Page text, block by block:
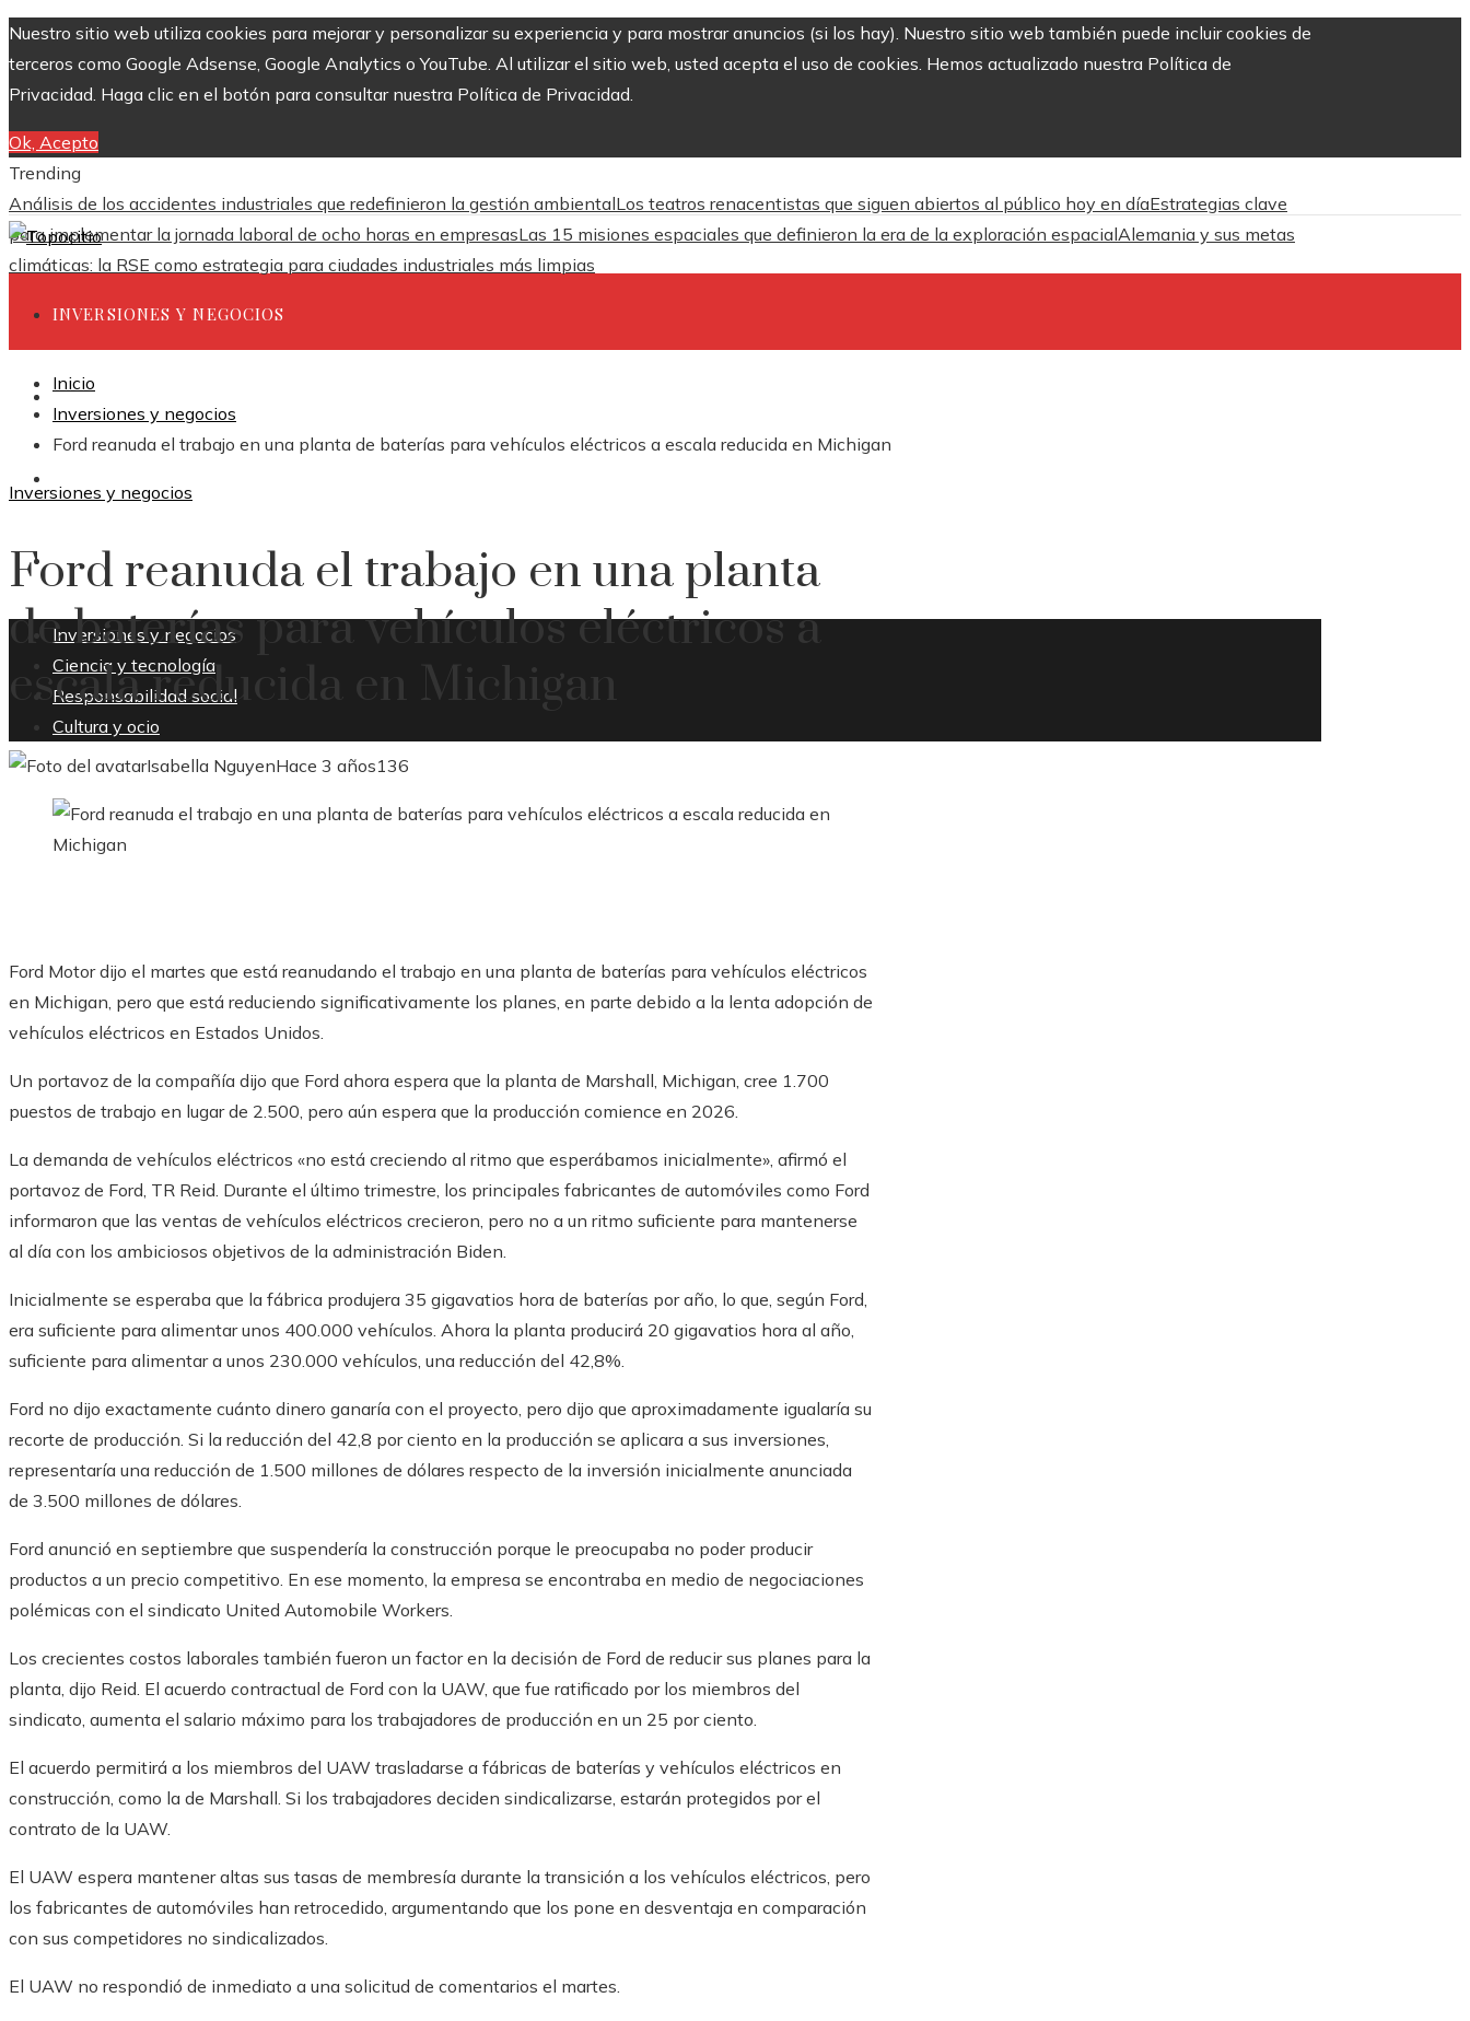
Nuestro sitio web utiliza cookies para mejorar y personalizar su experiencia y para mostrar anuncios (si los hay). Nuestro sitio web también puede incluir cookies de
terceros como Google Adsense, Google Analytics o YouTube. Al utilizar el sitio web, usted acepta el uso de cookies. Hemos actualizado nuestra Política de
Privacidad. Haga clic en el botón para consultar nuestra Política de Privacidad.
Ok, Acepto
Trending
Análisis de los accidentes industriales que redefinieron la gestión ambientalLos teatros renacentistas que siguen abiertos al público hoy en díaEstrategias clave
para implementar la jornada laboral de ocho horas en empresasLas 15 misiones espaciales que definieron la era de la exploración espacialAlemania y sus metas
climáticas: la RSE como estrategia para ciudades industriales más limpias
INVERSIONES Y NEGOCIOS
CIENCIA Y TECNOLOGÍA
CULTURA Y OCIO
Inversiones y negocios
Ciencia y tecnología
Responsabilidad social
Cultura y ocio
Inicio
Inversiones y negocios
Ford reanuda el trabajo en una planta de baterías para vehículos eléctricos a escala reducida en Michigan
Inversiones y negocios
Ford reanuda el trabajo en una planta
de baterías para vehículos eléctricos a
escala reducida en Michigan
Isabella NguyenHace 3 años136
Ford Motor dijo el martes que está reanudando el trabajo en una planta de baterías para vehículos eléctricos
en Michigan, pero que está reduciendo significativamente los planes, en parte debido a la lenta adopción de
vehículos eléctricos en Estados Unidos.
Un portavoz de la compañía dijo que Ford ahora espera que la planta de Marshall, Michigan, cree 1.700
puestos de trabajo en lugar de 2.500, pero aún espera que la producción comience en 2026.
La demanda de vehículos eléctricos «no está creciendo al ritmo que esperábamos inicialmente», afirmó el
portavoz de Ford, TR Reid. Durante el último trimestre, los principales fabricantes de automóviles como Ford
informaron que las ventas de vehículos eléctricos crecieron, pero no a un ritmo suficiente para mantenerse
al día con los ambiciosos objetivos de la administración Biden.
Inicialmente se esperaba que la fábrica produjera 35 gigavatios hora de baterías por año, lo que, según Ford,
era suficiente para alimentar unos 400.000 vehículos. Ahora la planta producirá 20 gigavatios hora al año,
suficiente para alimentar a unos 230.000 vehículos, una reducción del 42,8%.
Ford no dijo exactamente cuánto dinero ganaría con el proyecto, pero dijo que aproximadamente igualaría su
recorte de producción. Si la reducción del 42,8 por ciento en la producción se aplicara a sus inversiones,
representaría una reducción de 1.500 millones de dólares respecto de la inversión inicialmente anunciada
de 3.500 millones de dólares.
Ford anunció en septiembre que suspendería la construcción porque le preocupaba no poder producir
productos a un precio competitivo. En ese momento, la empresa se encontraba en medio de negociaciones
polémicas con el sindicato United Automobile Workers.
Los crecientes costos laborales también fueron un factor en la decisión de Ford de reducir sus planes para la
planta, dijo Reid. El acuerdo contractual de Ford con la UAW, que fue ratificado por los miembros del
sindicato, aumenta el salario máximo para los trabajadores de producción en un 25 por ciento.
El acuerdo permitirá a los miembros del UAW trasladarse a fábricas de baterías y vehículos eléctricos en
construcción, como la de Marshall. Si los trabajadores deciden sindicalizarse, estarán protegidos por el
contrato de la UAW.
El UAW espera mantener altas sus tasas de membresía durante la transición a los vehículos eléctricos, pero
los fabricantes de automóviles han retrocedido, argumentando que los pone en desventaja en comparación
con sus competidores no sindicalizados.
El UAW no respondió de inmediato a una solicitud de comentarios el martes.